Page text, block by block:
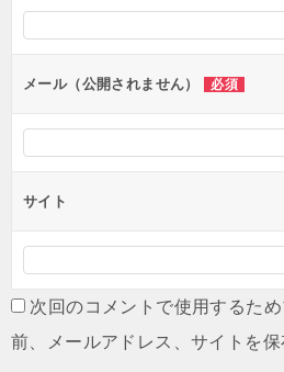
シ
ンメール（公開されません） 必須
サイト
次回のコメントで使用するた
前、メールアドレス、サイトを保